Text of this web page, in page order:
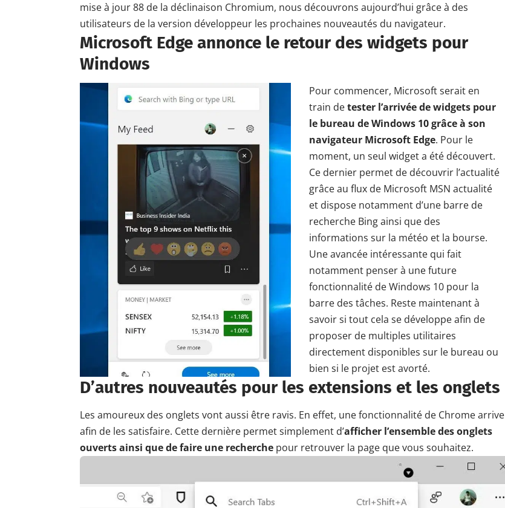
mise à jour 88 de la déclinaison Chromium, nous découvrons aujourd’hui grâce à des
utilisateurs de la version développeur les prochaines nouveautés du navigateur.
Microsoft Edge annonce le retour des widgets pour
Windows
Pour commencer, Microsoft serait en
train detester l’arrivée de widgets pour
le bureau de Windows 10 grâce à son
navigateur Microsoft Edge. Pour le
moment, un seul widget a été découvert.
Ce dernier permet de découvrir l’actualité
grâce au flux de Microsoft MSN actualité
et dispose notamment d’une barre de
recherche Bing ainsi que des
informations sur la météo et la bourse.
Une avancée intéressante qui fait
notamment penser à unefuture
fonctionnalité de Windows 10 pour la
barre des tâches. Reste maintenant à
savoir si tout cela se développe afin de
proposer de multiples utilitaires
directement disponibles sur le bureau ou
bien si le projet est avorté.
D’autres nouveautés pour les extensions et les onglets
Les amoureux des onglets vont aussi être ravis. En effet, une fonctionnalité de Chrome arrive
afin de les satisfaire. Cette dernière permet simplement d’afficher l’ensemble des onglets
ouverts ainsi que de faire une recherche pour retrouver la page que vous souhaitez.